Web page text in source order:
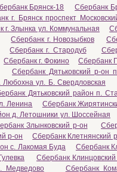
Брянск-18
Сбербанк
г. Брянск проспект
г. Злынка ул. Коммунальная
Сбербанк г. Новозыбков
Сбербанк г. Стародуб
Сбербанк г. Фокино
Сбербанк
Сбербанк Дятьковский р-он
Любохна ул. Б. Свердловская
Дятьковский район п.
Ленина
Сбербанк
д. Летошники ул. Шоссейная
Злынковский р-он
р-он
Сбербанк Клетнянский
с. Лакомая Буда
Сбербанк
Сбербанк
Медведово
Сбербанк